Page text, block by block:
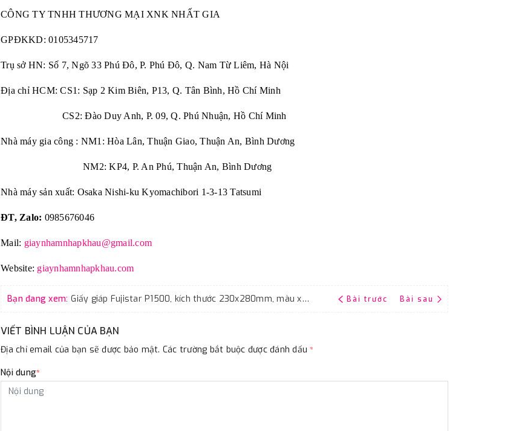
CÔNG TY TNHH THƯƠNG MẠI XNK NHẤT GIA
GPĐKKD: 0105345717
Trụ sở HN: Số 7, Ngõ 33 Phú Đô, P. Phú Đô, Q. Nam Từ Liêm, Hà Nội
Địa chỉ HCM: CS1: Sạp 2 Kim Biên, P13, Q. Tân Bình, Hồ Chí Minh
CS2: Đào Duy Anh, P. 09, Q. Phú Nhuận, Hồ Chí Minh
Nhà máy gia công : NM1: Hòa Lân, Thuận Giao, Thuận An, Bình Dương
NM2: KP4, P. An Phú, Thuận An, Bình Dương
Nhà máy sản xuất: Osaka Nishi-ku Kyomachibori 1-3-13 Tatsumi
ĐT, Zalo: 0985676046
Mail: giaynhamnhapkhau@gmail.com
Website: giaynhamnhapkhau.com
Bạn đang xem: Giấy giáp Fujistar P1500, kích thước 230x280mm, màu xám chịu nước Bài trước Bài sau
VIẾT BÌNH LUẬN CỦA BẠN
Địa chỉ email của bạn sẽ được bảo mật. Các trường bắt buộc được đánh dấu*
Nội dung*